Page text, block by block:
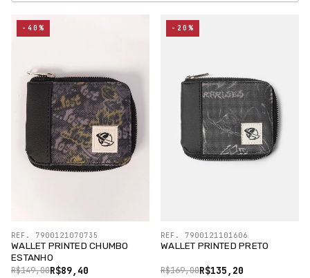
Linhas
Especiais
WALLET PRINTED CHUMBO
ESTANHO
R$89,40
R$149,00
REF. 7900121070735
-40%
WALLET PRINTED PRETO
R$135,20
R$169,00
REF. 7900121101606
-20%